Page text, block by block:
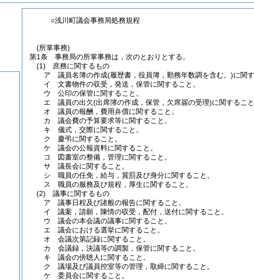
○浅川町議会事務局処務規程
(所掌事務)
第1条
事務局の所掌事務は，次のとおりとする。
(1)
庶務に関するもの
ア
議員名簿の作成(履歴書，役員簿，勤務年数調を含む。)に関
イ
文書物件の収受，発送，保管に関すること。
ウ
公印の保管に関すること。
エ
議員の出欠(出席簿の作成，保管，欠席届の受理)に関すること
オ
議員の報酬，費用弁償に関すること。
カ
議会費の予算要求等に関すること。
キ
儀式，交際に関すること。
ク
慶弔に関すること。
ケ
議会の公報資料に関すること。
コ
図書室の整備，管理に関すること。
サ
議長会に関すること。
シ
職員の任免，給与，賞罰及び身分に関すること。
ス
職員の服務及び規程，厚生に関すること。
(2)
議事に関するもの
ア
議事日程及び諸般の報告に関すること。
イ
議案，請願，陳情の収受，配付，送付に関すること。
ウ
議会の本会議の議事に関すること。
エ
議会における選挙に関すること。
オ
会議次第記録に関すること。
カ
会議録，決議等の調製，保管に関すること。
キ
議会の傍聴人に関すること。
ク
議場及び議員控室等の管理，取締に関すること。
ケ
委員会に関すること。